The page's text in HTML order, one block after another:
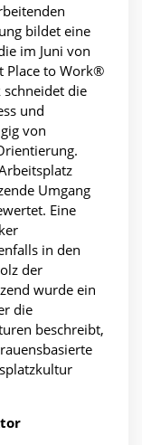
bildet eine
im Juni von
Place to Work®
die
und
von
Umgang
Eine
in den
der
wurde ein
die
beschreibt,